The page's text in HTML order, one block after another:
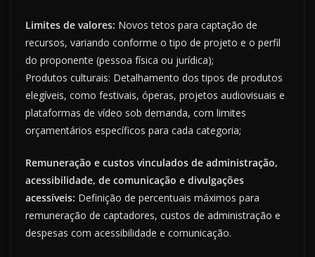
Limites de valores: Novos tetos para captação de
recursos, variando conforme o tipo de projeto e o perfil
do proponente (pessoa física ou jurídica);
Produtos culturais: Detalhamento dos tipos de produtos
elegíveis, como festivais, óperas, projetos audiovisuais e
plataformas de vídeo sob demanda, com limites
orçamentários específicos para cada categoria;
Remuneração e custos vinculados de administração,
acessibilidade, de comunicação e divulgações
acessíveis: Definição de percentuais máximos para
remuneração de captadores, custos de administração e
despesas com acessibilidade e comunicação.